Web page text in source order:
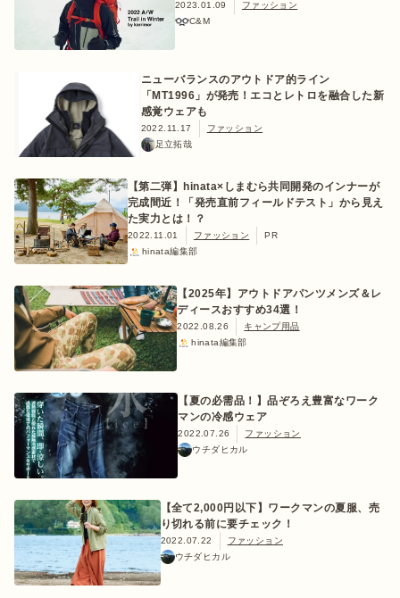
2023.01.09
ファッション
C&M
ニューバランスのアウトドア的ライン
「MT1996」が発売！エコとレトロを融合した新
感覚ウェアも
2022.11.17
ファッション
足立拓哉
【第二弾】hinata×しまむら共同開発のインナーが
完成間近！「発売直前フィールドテスト」から見え
た実力とは！？
2022.11.01 ファッション
PR
hinata編集部
【2025年】アウトドアパンツメンズ＆レ
ディースおすすめ34選！
2022.08.26
キャンプ用品
hinata編集部
【夏の必需品！】品ぞろえ豊富なワーク
マンの冷感ウェア
2022.07.26
ファッション
ウチダヒカル
【全て2,000円以下】ワークマンの夏服、売
り切れる前に要チェック！
2022.07.22
ファッション
ウチダヒカル